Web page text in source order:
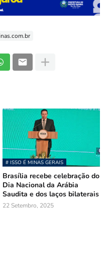
# ISSO É MINAS GERAIS
Brasília recebe celebração do
Dia Nacional da Arábia
Saudita e dos laços bilaterais
22 Setembro, 2025